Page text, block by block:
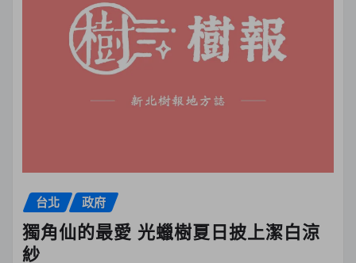
台北 政府
獨角仙的最愛 光蠟樹夏日披上潔白涼
紗